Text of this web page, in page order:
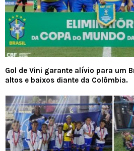
Gol de Vini garante alívio para um
altos e baixos diante da Colômbia.